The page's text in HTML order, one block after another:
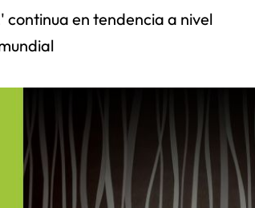
continua en tendencia a nivel